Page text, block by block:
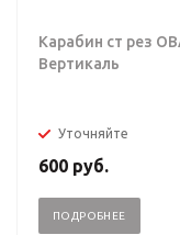
Карабин ст рез
Вертикаль
Уточняйте
600 руб.
ПОДРОБНЕЕ